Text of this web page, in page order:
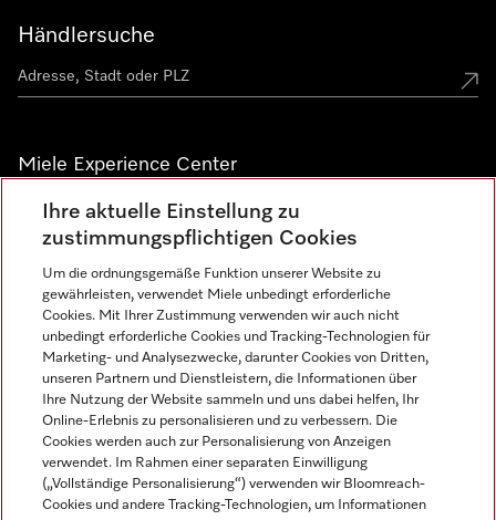
Händlersuche
Miele Experience Center
Alle Miele Experience Center anzeigen
Newsletter
Miele auf Instagram
Miele auf Facebook
Miele auf Youtube
Ihre aktuelle Einstellung zu
zustimmungspflichtigen Cookies
Um die ordnungsgemäße Funktion unserer Website zu
gewährleisten, verwendet Miele unbedingt erforderliche
Cookies. Mit Ihrer Zustimmung verwenden wir auch nicht
unbedingt erforderliche Cookies und Tracking-Technologien für
Marketing- und Analysezwecke, darunter Cookies von Dritten,
unseren Partnern und Dienstleistern, die Informationen über
Ihre Nutzung der Website sammeln und uns dabei helfen, Ihr
Online-Erlebnis zu personalisieren und zu verbessern. Die
Cookies werden auch zur Personalisierung von Anzeigen
verwendet. Im Rahmen einer separaten Einwilligung
(„Vollständige Personalisierung“) verwenden wir Bloomreach-
Cookies und andere Tracking-Technologien, um Informationen